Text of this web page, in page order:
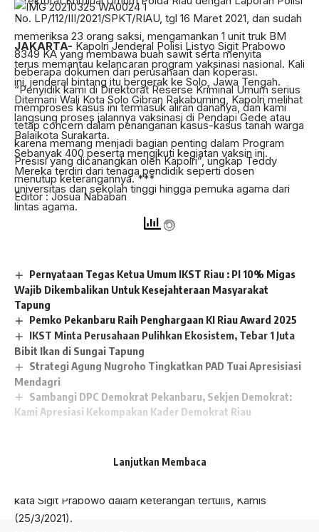
No. LP/112/III/2021/SPKT/RIAU, tgl 16 Maret 2021, dan sudah
memeriksa 23 orang saksi, mengamankan 1 unit truk BM
8349 KA yang membawa buah sawit serta menyita
beberapa dokumen dari perusahaan dan koperasi.
“Penyidik kami di Direktorat Reserse Kriminal Umum serius
memproses kasus ini termasuk aliran dananya, dan kami
tetap concern dalam penanganan kasus-kasus tanah warga
karena memang menjadi bagian penting dalam Program
Presisi yang dicanangkan oleh Kapolri”, ungkap Teddy
menutup keterangannya. ***
Editor : Josua Nababan
Pernyataan Tegas Ketua Umum IKST Riau : PI 10% Migas
Wajib Dikembalikan Untuk Kesejahteraan Masyarakat
Tapung
Pemko Pekanbaru Raih Penghargaan KI Riau Award 2025
IKST Minta Perusahaan Pulihkan Ekosistem, Tebar 1 Juta
Bibit Ikan di Sungai Tapung
Strategi Agung Nugroho Tingkatkan PAD Tuai Apresisiasi
Mendagri
Sambangi DPC Demokrat Pekanbaru, Sekjen Demokrat:
Kami Apresiasi Kekompakan Kader Demokrat Riau
JAKARTA- Kapolri Jenderal Polisi Listyo Sigit Prabowo
terus memantau kelancaran program vaksinasi nasional. Kali
ini, jenderal bintang itu bergerak ke Solo, Jawa Tengah.
Ditemani Wali Kota Solo Gibran Rakabuming, Kapolri melihat
langsung proses jalannya vaksinasi di Pendapi Gede atau
Balaikota Surakarta.
Sebanyak 400 peserta mengikuti kegiatan vaksin ini.
Mereka terdiri dari tenaga pendidik seperti dosen
universitas dan sekolah tinggi hingga pemuka agama dari
lintas agama.
vaksinasi. Diharapkan program nasional ini semakin lancar
kata Sigit Prabowo dalam keterangan tertulis, Kamis
(25/3/2021).
Lanjutkan Membaca